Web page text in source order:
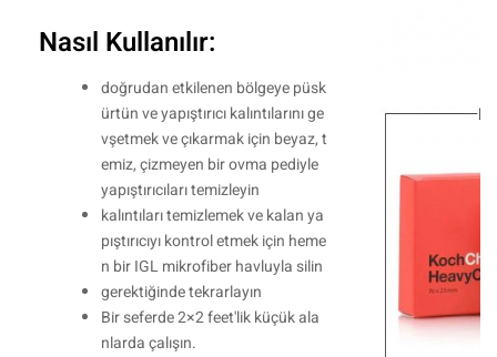
Nasıl Kullanılır:
doğrudan etkilenen bölgeye püsk
ürtün ve yapıştırıcı kalıntılarını ge
vşetmek ve çıkarmak için beyaz, t
emiz, çizmeyen bir ovma pediyle
yapıştırıcıları temizleyin
kalıntıları temizlemek ve kalan ya
pıştırıcıyı kontrol etmek için heme
n bir IGL mikrofiber havluyla silin
gerektiğinde tekrarlayın
Bir seferde 2×2 feet'lik küçük ala
nlarda çalışın.